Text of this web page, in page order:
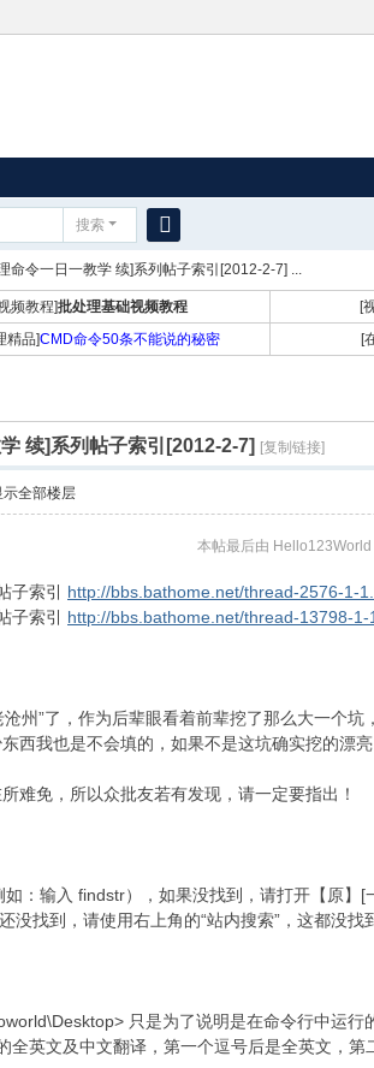
搜索
搜
索
命令一日一教学 续]系列帖子索引[2012-2-7] ...
频教程]批处理基础视频教程 [
精品]CMD命令50条不能说的秘密 [
续]系列帖子索引[2012-2-7] [复制链接]
示全部楼层
本帖最后由
子索引 http://bbs.bathome.net/thread-2576-1-
子索引 http://bbs.bathome.net/thread-13798-1-
州”了，作为后辈眼看着前辈挖了那么大一个
西我也是不会填的，如果不是这坑确实挖的漂
难免，所以众批友若有发现，请一定要指出！
：输入 findstr），如果没找到，请打开【原】
没找到，请使用右上角的“站内搜索”，这都没找
只是为了说明是在命令行中运
全英文及中文翻译，第一个逗号后是全英文，